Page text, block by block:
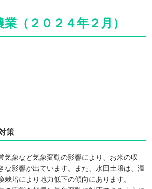
（２０２４年２月）
策
気象など気象変動の影響により、お米の収
な影響が出ています。また、水田土壌は、温
栽培により地力低下の傾向にあります。